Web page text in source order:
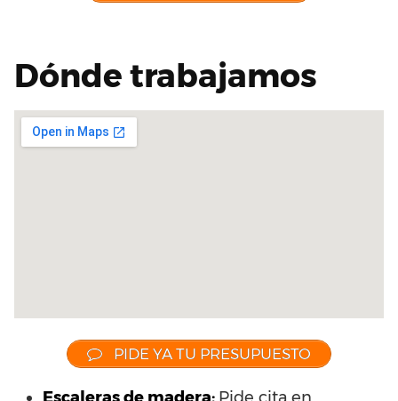
Dónde trabajamos
PIDE YA TU PRESUPUESTO